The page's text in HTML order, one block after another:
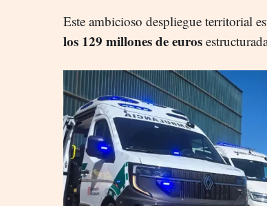
Este ambicioso despliegue territorial
los 129 millones de euros